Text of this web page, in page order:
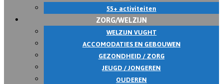
55+ activiteiten
ZORG/WELZIJN
WELZIJN VUGHT
ACCOMODATIES EN GEBOUWEN
GEZONDHEID / ZORG
JEUGD / JONGEREN
OUDEREN